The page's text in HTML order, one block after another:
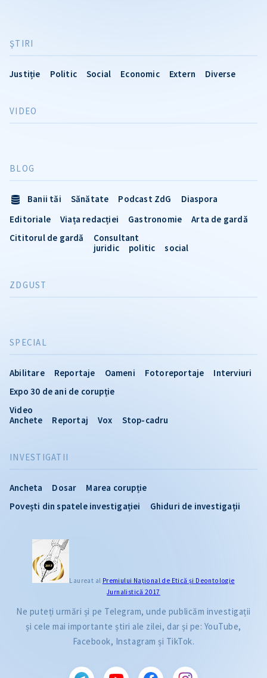
ŞTIRI
Justiție Politic Social Economic Extern Diverse
INVESTIGATII
Ancheta Dosar
Marea corupție
Povești din spatele investigației
Ghiduri de investigații
VIDEO
SPECIAL
Abilitare Reportaje Oameni Fotoreportaje
Interviuri
Expo 30 de ani de corupție
Video
Anchete
Reportaj Vox Stop-cadru
BLOG
Banii tăi Sănătate Podcast ZdG
Diaspora
Editoriale
Viața redacției Gastronomie
Arta de gardă
Cititorul de gardă
Consultant
juridic
politic social
ZDGUST
Laureat al Premiului Naţional de Etică și Deontologie
Jurnalistică 2017
Ne puteți urmări și pe Telegram, unde publicăm investigații
și cele mai importante știri ale zilei, dar și pe: YouTube,
Facebook, Instagram și TikTok.